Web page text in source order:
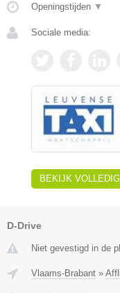
Openingstijden ▼
Sociale media:
BEKIJK
D-Drive
Niet gevestigd in de
Vlaams-Brabant »